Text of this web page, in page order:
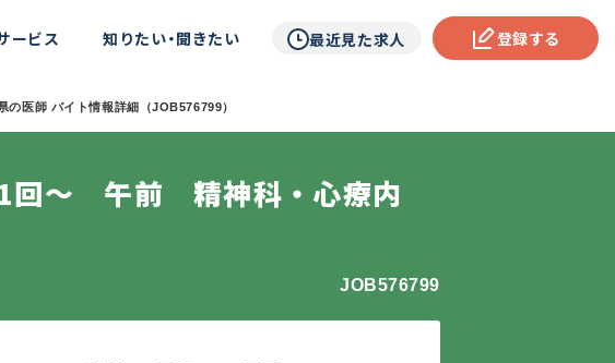
ービス 知りたい・聞きたい 最近見た求人 登録する
の医師 バイト情報詳細（JOB576799）
回～ 午前 精神科・心療内
JOB576799